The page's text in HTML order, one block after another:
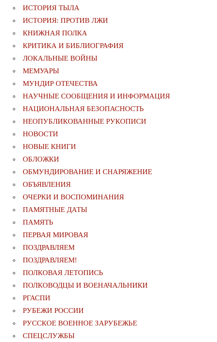
ИСТОРИЯ ТЫЛА
ИСТОРИЯ: ПРОТИВ ЛЖИ
КНИЖНАЯ ПОЛКА
КРИТИКА И БИБЛИОГРАФИЯ
ЛОКАЛЬНЫЕ ВОЙНЫ
МЕМУАРЫ
МУНДИР ОТЕЧЕСТВА
НАУЧНЫЕ СООБЩЕНИЯ И ИНФОРМАЦИЯ
НАЦИОНАЛЬНАЯ БЕЗОПАСНОСТЬ
НЕОПУБЛИКОВАННЫЕ РУКОПИСИ
НОВОСТИ
НОВЫЕ КНИГИ
ОБЛОЖКИ
ОБМУНДИРОВАНИЕ И СНАРЯЖЕНИЕ
ОБЪЯВЛЕНИЯ
ОЧЕРКИ И ВОСПОМИНАНИЯ
ПАМЯТНЫЕ ДАТЫ
ПАМЯТЬ
ПЕРВАЯ МИРОВАЯ
ПОЗДРАВЛЯЕМ
ПОЗДРАВЛЯЕМ!
ПОЛКОВАЯ ЛЕТОПИСЬ
ПОЛКОВОДЦЫ И ВОЕНАЧАЛЬНИКИ
РГАСПИ
РУБЕЖИ РОССИИ
РУССКОЕ ВОЕННОЕ ЗАРУБЕЖЬЕ
СПЕЦСЛУЖБЫ